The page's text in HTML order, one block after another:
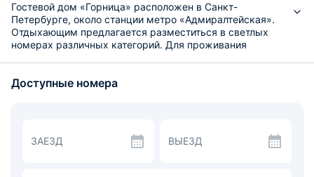
Гостевой дом «Горница» расположен в Санкт-
Петербурге, около станции метро «Адмиралтейская».
Отдыхающим предлагается разместиться в светлых
номерах различных категорий. Для проживания
находятся на этаже.
Удачное расположение в центре города позволит
добраться до достопримечательностей пешком:
Доступные номера
ЗАЕЗД ВЫЕЗД